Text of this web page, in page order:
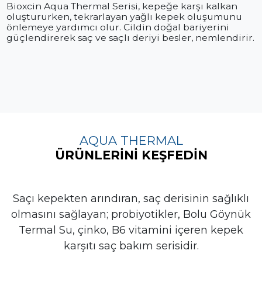
Bioxcin Aqua Thermal Serisi, kepeğe karşı kalkan
oluştururken, tekrarlayan yağlı kepek oluşumunu
önlemeye yardımcı olur. Cildin doğal bariyerini
güçlendirerek saç ve saçlı deriyi besler, nemlendirir.
AQUA THERMAL
ÜRÜNLERİNİ KEŞFEDİN
Saçı kepekten arındıran, saç derisinin sağlıklı
olmasını sağlayan; probiyotikler, Bolu Göynük
Termal Su, çinko, B6 vitamini içeren kepek
karşıtı saç bakım serisidir.